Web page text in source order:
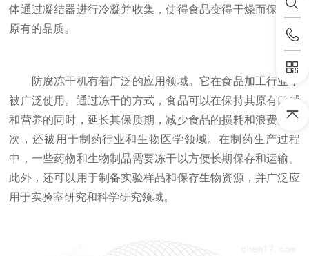
体通过凝结器进行冷凝并收集，使得食品变得干燥而保持其
原有的品质。
防腐冻干机有着广泛的应用领域。它在食品加工行业中
被广泛使用。通过冻干的方式，食品可以在保持其原有口感
和营养的同时，延长其保质期，减少食品的损耗和浪费。其
次，还被用于制药行业和生物医学领域。在制药生产过程
中，一些药物和生物制品需要冻干以方便长期保存和运输。
此外，还可以用于制备实验样品和保存生物资源，并广泛应
用于实验室研究和科学研究领域。